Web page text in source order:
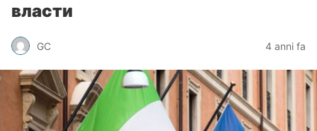
власти
GC 4 anni fa